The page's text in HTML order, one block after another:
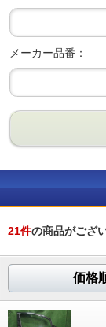
メーカー品番：
21件の商品がござ
価格